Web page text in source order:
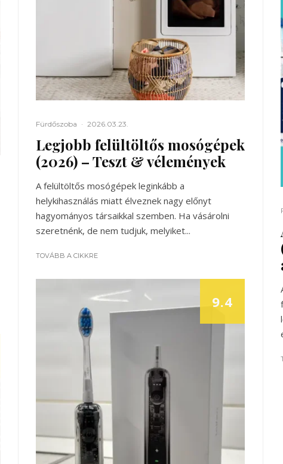
Fürdőszoba · 2026.03.23.
Legjobb felültöltős mosógépek
(2026) – Teszt & vélemények
A felültöltős mosógépek leginkább a
helykihasználás miatt élveznek nagy előnyt
hagyományos társaikkal szemben. Ha vásárolni
szeretnénk, de nem tudjuk, melyiket...
TOVÁBB A CIKKRE
9.4